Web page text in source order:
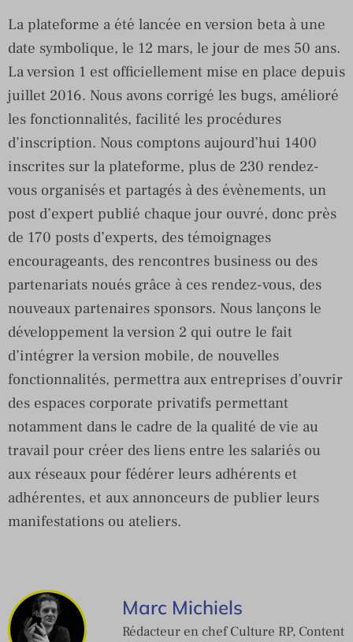
La plateforme a été lancée en version beta à une
date symbolique, le 12 mars, le jour de mes 50 ans.
La version 1 est officiellement mise en place depuis
juillet 2016. Nous avons corrigé les bugs, amélioré
les fonctionnalités, facilité les procédures
d’inscription. Nous comptons aujourd’hui 1400
inscrites sur la plateforme, plus de 230 rendez-
vous organisés et partagés à des évènements, un
post d’expert publié chaque jour ouvré, donc près
de 170 posts d’experts, des témoignages
encourageants, des rencontres business ou des
partenariats noués grâce à ces rendez-vous, des
nouveaux partenaires sponsors. Nous lançons le
développement la version 2 qui outre le fait
d’intégrer la version mobile, de nouvelles
fonctionnalités, permettra aux entreprises d’ouvrir
des espaces corporate privatifs permettant
notamment dans le cadre de la qualité de vie au
travail pour créer des liens entre les salariés ou
aux réseaux pour fédérer leurs adhérents et
adhérentes, et aux annonceurs de publier leurs
manifestations ou ateliers.
Marc Michiels
Rédacteur en chef Culture RP, Content